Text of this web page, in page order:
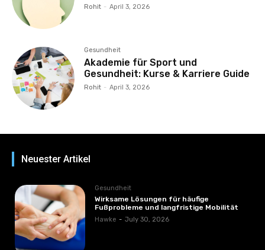
Rohit - April 3, 2026
Gesundheit
Akademie für Sport und
Gesundheit: Kurse & Karriere Guide
Rohit - April 3, 2026
Neuester Artikel
Gesundheit
Wirksame Lösungen für häufige
Fußprobleme und langfristige Mobilität
Hawke - July 30, 2026